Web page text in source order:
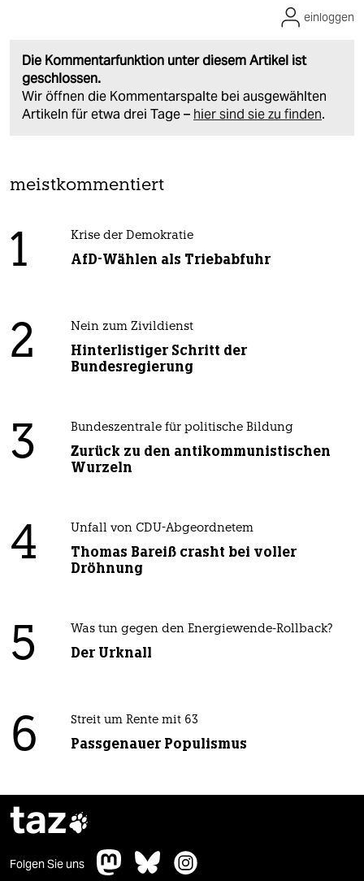
Die Kommentarfunktion unter diesem Artikel ist
geschlossen.
Wir öffnen die Kommentarspalte bei ausgewählten
Artikeln für etwa drei Tage – hier sind sie zu finden.
einloggen
meistkommentiert
1 Krise der Demokratie
AfD-Wählen als Triebabfuhr
2 Nein zum Zivildienst
Hinterlistiger Schritt der
Bundesregierung
3 Bundeszentrale für politische Bildung
Zurück zu den antikommunistischen
Wurzeln
4 Unfall von CDU-Abgeordnetem
Thomas Bareiß crasht bei voller
Dröhnung
5 Was tun gegen den Energiewende-Rollback?
Der Urknall
6 Streit um Rente mit 63
Passgenauer Populismus
taz
Folgen Sie uns